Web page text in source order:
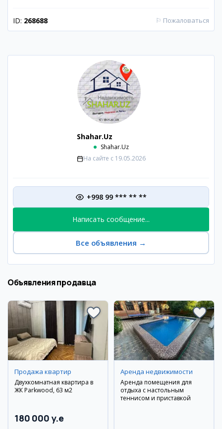
ID: 268688 ⚐ Пожаловаться
Shahar.Uz
Shahar.Uz
На сайте с 19.05.2026
+998 99 *** ** **
Написать сообщение...
Все объявления →
Объявления продавца
Продажа квартир
Двухкомнатная квартира в
ЖК Parkwood, 63 м2
180 000 y.e
Аренда недвижимости
Аренда помещения для
отдыха с настольным
теннисом и приставкой